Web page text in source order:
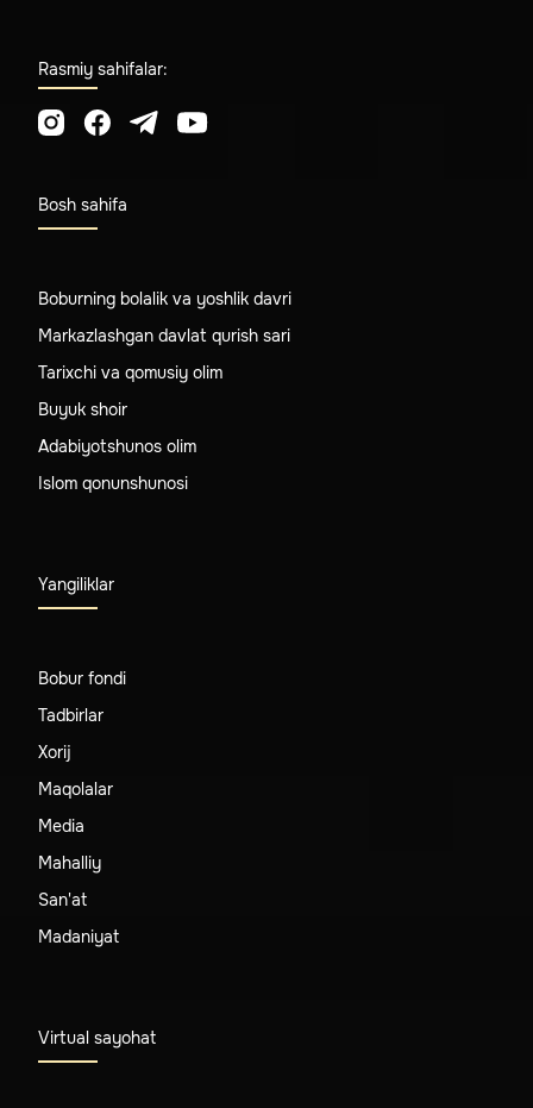
Rasmiy sahifalar:
Bosh sahifa
Boburning bolalik va yoshlik davri
Markazlashgan davlat qurish sari
Tarixchi va qomusiy olim
Buyuk shoir
Adabiyotshunos olim
Islom qonunshunosi
Yangiliklar
Bobur fondi
Tadbirlar
Xorij
Maqolalar
Media
Mahalliy
San'at
Madaniyat
Virtual sayohat